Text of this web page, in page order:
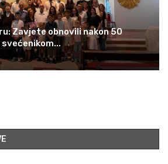
Zavjete obnovili nakon 50